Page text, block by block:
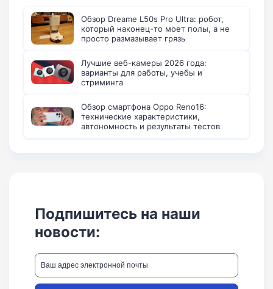
Обзор Dreame L50s Pro Ultra: робот,
который наконец-то моет полы, а не
просто размазывает грязь
Лучшие веб-камеры 2026 года:
варианты для работы, учебы и
стриминга
Обзор смартфона Oppo Reno16:
технические характеристики,
автономность и результаты тестов
Подпишитесь на наши
новости: